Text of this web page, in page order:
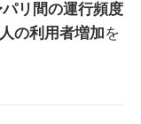
リ間の運行頻度
の利用者増加を